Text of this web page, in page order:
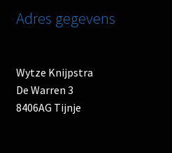
Adres gegevens
Wytze Knijpstra
De Warren 3
8406AG Tijnje